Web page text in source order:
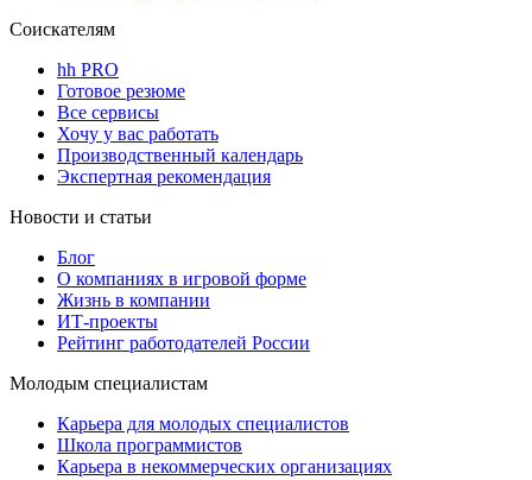
Соискателям
hh PRO
Готовое резюме
Все сервисы
Хочу у вас работать
Производственный календарь
Экспертная рекомендация
Новости и статьи
Блог
О компаниях в игровой форме
Жизнь в компании
ИТ-проекты
Рейтинг работодателей России
Молодым специалистам
Карьера для молодых специалистов
Школа программистов
Карьера в некоммерческих организациях